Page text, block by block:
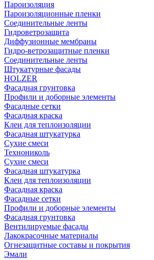
Пароизоляция
Пароизоляционные пленки
Соединительные ленты
Гидроветрозащита
Диффузионные мембраны
Гидро-ветрозащитные пленки
Соединительные ленты
Штукатурные фасады
HOLZER
Фасадная грунтовка
Профили и доборные элементы
Фасадные сетки
Фасадная краска
Клеи для теплоизоляции
Фасадная штукатурка
Сухие смеси
Технониколь
Сухие смеси
Фасадная штукатурка
Клеи для теплоизоляции
Фасадная краска
Фасадные сетки
Профили и доборные элементы
Фасадная грунтовка
Вентилируемые фасады
Лакокрасочные материалы
Огнезащитные составы и покрытия
Эмали